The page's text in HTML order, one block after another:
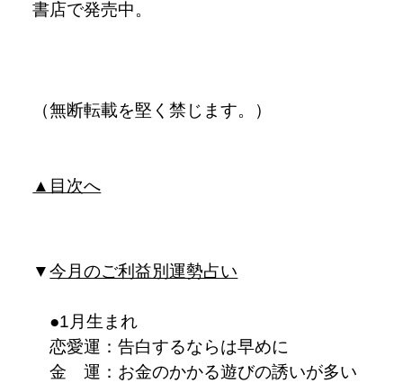
書店で発売中。
（無断転載を堅く禁じます。）
▲目次へ
▼今月のご利益別運勢占い
●1月生まれ
恋愛運：告白するならは早めに
金 運：お金のかかる遊びの誘いが多い